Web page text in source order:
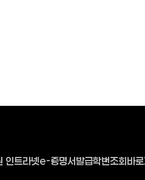
인트라넷e-증명서발급학번조회바로